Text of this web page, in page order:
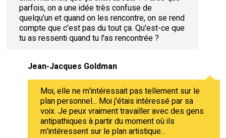
parfois, on a une idée très confuse de
quelqu'un et quand on les rencontre, on se rend
compte que c'est pas du tout ça. Qu'est-ce que
tu as ressenti quand tu l'as rencontrée ?
Jean-Jacques Goldman
Moi, elle ne m'intéressait pas tellement sur le
plan personnel... Moi j'étais intéressé par sa
voix. Je peux vraiment travailler avec des gens
antipathiques à partir du moment où ils
m'intéressent sur le plan artistique...